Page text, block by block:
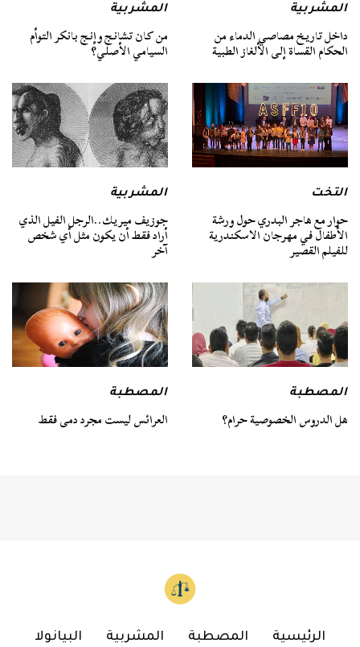
المشربية
داخل تاريخ مصاصي الدماء من
الحكام القساة إلى الألغاز الطبية
المشربية
من كان تشانج وإنج بانكر التوأم
السيامي الأصلي؟
التخت
حوار مع هاجر البدري حول ورشة
الأطفال في مهرجان الاسكندرية
للفيلم القصير
المشربية
جوزيف ميريك..الرجل الفيل الذي
أراد فقط أن يكون مثل أي شخص
آخر
المصطبة
هل الدروس الخصوصية حرام؟
المصطبة
العرائس ليست مجرد دمى فقط
الرئيسية المصطبة المشربية البيانولا